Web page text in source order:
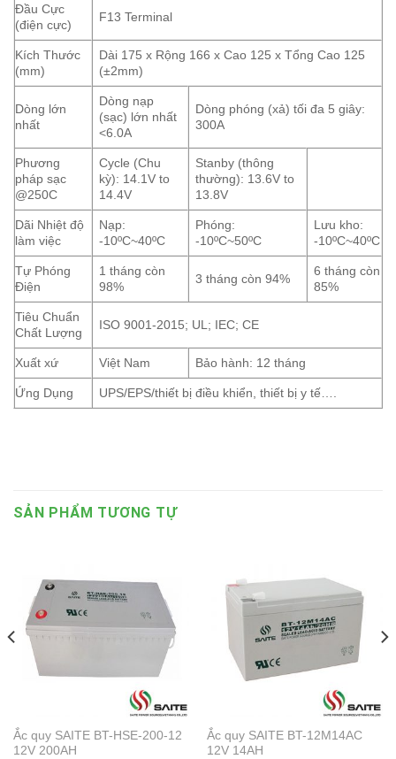
Đầu Cực
(điện cực)
F13 Terminal
Kích Thước
(mm)
Dài 175 x Rộng 166 x Cao 125 x Tổng Cao 125
(±2mm)
Dòng lớn
nhất
Dòng nạp
(sạc) lớn nhất
<6.0A
Dòng phóng (xả) tối đa 5 giây:
300A
Phương
pháp sạc
@250C
Cycle (Chu
kỳ): 14.1V to
14.4V
Stanby (thông
thường): 13.6V to
13.8V
Dãi Nhiệt độ
làm việc
Nạp:
-10ºC~40ºC
Phóng:
-10ºC~50ºC
Lưu kho:
-10ºC~40ºC
Tự Phóng
Điện
1 tháng còn
98%
3 tháng còn 94%
6 tháng còn
85%
Tiêu Chuẩn
Chất Lượng
ISO 9001-2015; UL; IEC; CE
Xuất xứ Việt Nam Bảo hành: 12 tháng
Ứng Dụng UPS/EPS/thiết bị điều khiển, thiết bị y tế….
SẢN PHẨM TƯƠNG TỰ
Ắc quy SAITE BT-HSE-200-12
12V 200AH
Ắc quy SAITE BT-12M14AC
12V 14AH